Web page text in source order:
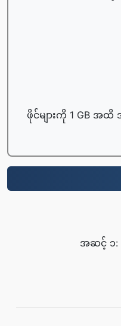
ဖိုင်များကို 1 GB အထိ
အဆင့် ၁: